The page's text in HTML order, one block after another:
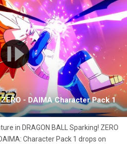
- DAIMA Character Pack 1
in DRAGON BALL Sparking! ZERO
Character Pack 1 drops on